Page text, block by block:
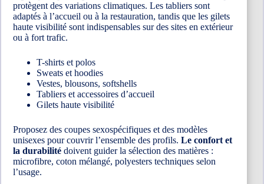
protègent des variations climatiques. Les tabliers sont
adaptés à l’accueil ou à la restauration, tandis que les gilets
haute visibilité sont indispensables sur des sites en extérieur
ou à fort trafic.
T-shirts et polos
Sweats et hoodies
Vestes, blousons, softshells
Tabliers et accessoires d’accueil
Gilets haute visibilité
Proposez des coupes sexospécifiques et des modèles
unisexes pour couvrir l’ensemble des profils. Le confort et
la durabilité doivent guider la sélection des matières :
microfibre, coton mélangé, polyesters techniques selon
l’usage.